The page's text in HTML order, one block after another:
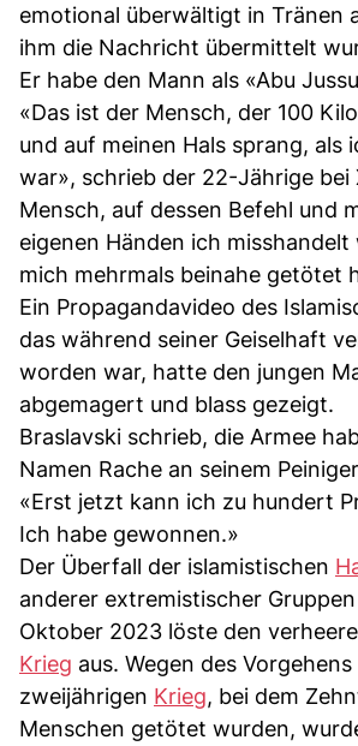
emotional überwältigt in Tränen
ihm die Nachricht übermittelt
Er habe den Mann als «Abu
«Das ist der Mensch, der 100
und auf meinen Hals sprang, als
war», schrieb der 22-Jährige bei
Mensch, auf dessen Befehl und
eigenen Händen ich
mich mehrmals beinahe getötet
Ein Propagandavideo des
das während seiner Geiselhaft
worden war, hatte den jungen
abgemagert und blass gezeigt.
Braslavski schrieb, die Armee
Namen Rache an seinem
«Erst jetzt kann ich zu hundert
Ich habe gewonnen.»
Der Überfall der islamistischen
anderer extremistischer Gruppen
Oktober 2023 löste den
Krieg aus. Wegen des
zweijährigen Krieg, bei dem
Menschen getötet wurden,